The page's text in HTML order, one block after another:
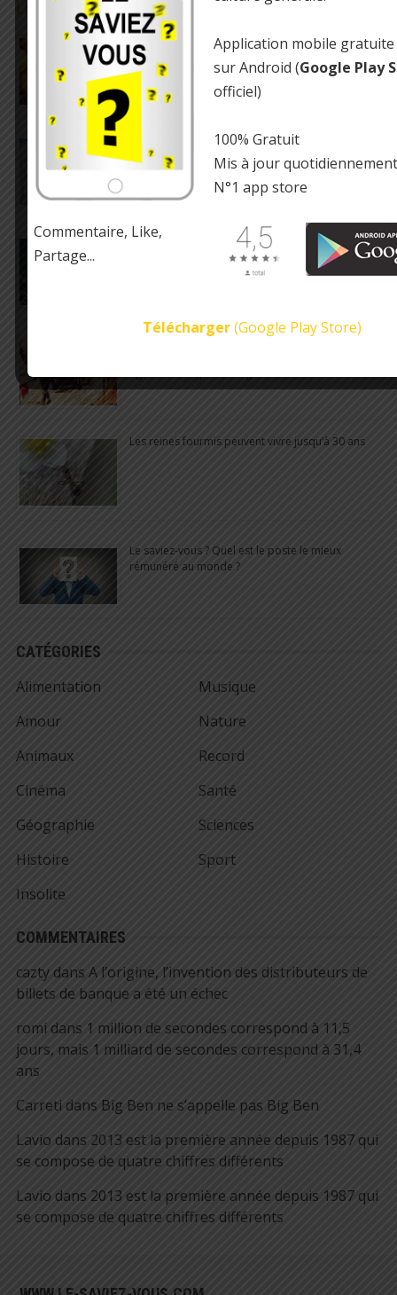
LE SAVIEZ-VOUS ?
Les pommes de supermarché peuvent avoir plus
d’un an
Un mouvement artistique s’appelle
l’Accidentalisme
Les requins sont sur Terre depuis près de 450
Au début de l’ère automobile en Angleterre,
Les reines fourmis peuvent vivre jusqu’à 30 ans
Le saviez-vous ? Quel est le poste le mieux
rémunéré au monde ?
CATÉGORIES
Alimentation
Amour
Animaux
Cinéma
Géographie
Histoire
Insolite
Musique
Nature
Record
Santé
Sciences
Sport
COMMENTAIRES
caztydans A l’origine, l’invention des distributeurs de
billets de banque a été un échec
romi dans 1 million de secondes correspond à 11,5
jours, mais 1 milliard de secondes correspond à 31,4
ans
Carreti dans Big Ben ne s’appelle pas Big Ben
Lavio dans 2013 est la première année depuis 1987 qui
se compose de quatre chiffres différents
Lavio dans 2013 est la première année depuis 1987 qui
se compose de quatre chiffres différents
Application mobile
sur Android (Google Play
officiel)
100% Gratuit
Mis à jour quotidiennement
N°1 app store
Commentaire, Like,
Partage...
Télécharger(Google Play Store)